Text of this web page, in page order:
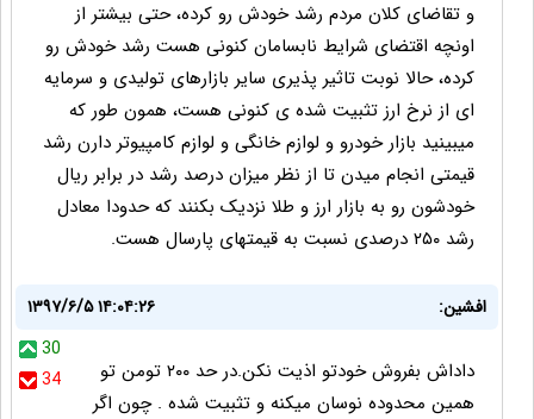
و تقاضای کلان مردم رشد خودش رو کرده، حتی بیشتر از
اونچه اقتضای شرایط نابسامان کنونی هست رشد خودش رو
کرده، حالا نوبت تاثیر پذیری سایر بازارهای تولیدی و سرمایه
ای از نرخ ارز تثبیت شده ی کنونی هست، همون طور که
میبینید بازار خودرو و لوازم خانگی و لوازم کامپیوتر دارن رشد
قیمتی انجام میدن تا از نظر میزان درصد رشد در برابر ریال
خودشون رو به بازار ارز و طلا نزدیک بکنند که حدودا معادل
رشد ۲۵۰ درصدی نسبت به قیمتهای پارسال هست.
افشین:
۱۳۹۷/۶/۵ ۱۴:۰۴:۲۶
30
34
داداش بفروش خودتو اذیت نکن.در حد ۲۰۰ تومن تو
همین محدوده نوسان میکنه و تثبیت شده . چون اگر